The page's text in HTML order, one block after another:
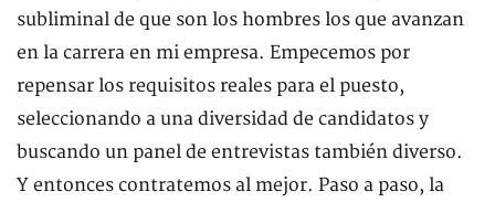
subliminal de que son los hombres los que avanzan
en la carrera en mi empresa. Empecemos por
repensar los requisitos reales para el puesto,
seleccionando a una diversidad de candidatos y
buscando un panel de entrevistas también diverso.
Y entonces contratemos al mejor. Paso a paso, la